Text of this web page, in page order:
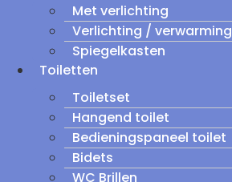
Met verlichting
Verlichting / verwarming
Spiegelkasten
Toiletten
Toiletset
Hangend toilet
Bedieningspaneel toilet
Bidets
WC Brillen